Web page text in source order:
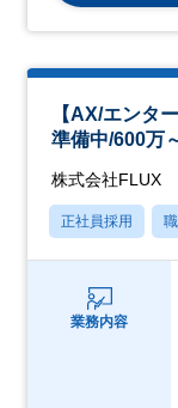
【AX/エンタ
準備中/600万
株式会社FLUX
正社員採用
業務内容